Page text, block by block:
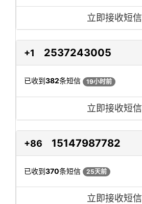
立即接收短信
+1 2537243005
已收到382条短信 19小时前
立即接收短信
+86 15147987782
已收到370条短信 25天前
立即接收短信